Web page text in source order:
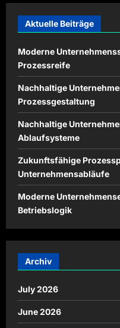
Aktuelle Beiträge
Moderne
Prozessreife
Nachhaltige
Prozessgestaltung
Nachhaltige
Ablaufsysteme
Zukunftsfähige
Unternehmensabläufe
Moderne
Betriebslogik
Archiv
July 2026
June 2026